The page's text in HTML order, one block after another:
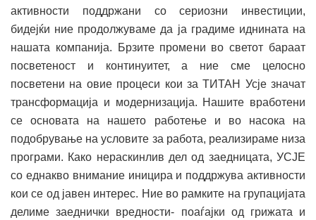
активности поддржани со сериозни инвестиции,
бидејќи ние продолжуваме да ја градиме иднината на
нашата компанија. Брзите промени во светот бараат
посветеност и континуитет, а ние сме целосно
посветени на овие процеси кои за ТИТАН Усје значат
трансформација и модернизација. Нашите вработени
се основата на нашето работење и во насока на
подобрување на условите за работа, реализираме низа
програми. Како нераскинлив дел од заедницата, УСЈЕ
со еднакво внимание иницира и поддржува активности
кои се од јавен интерес. Ние во рамките на групацијата
делиме заеднички вредности- поаѓајки од грижата и